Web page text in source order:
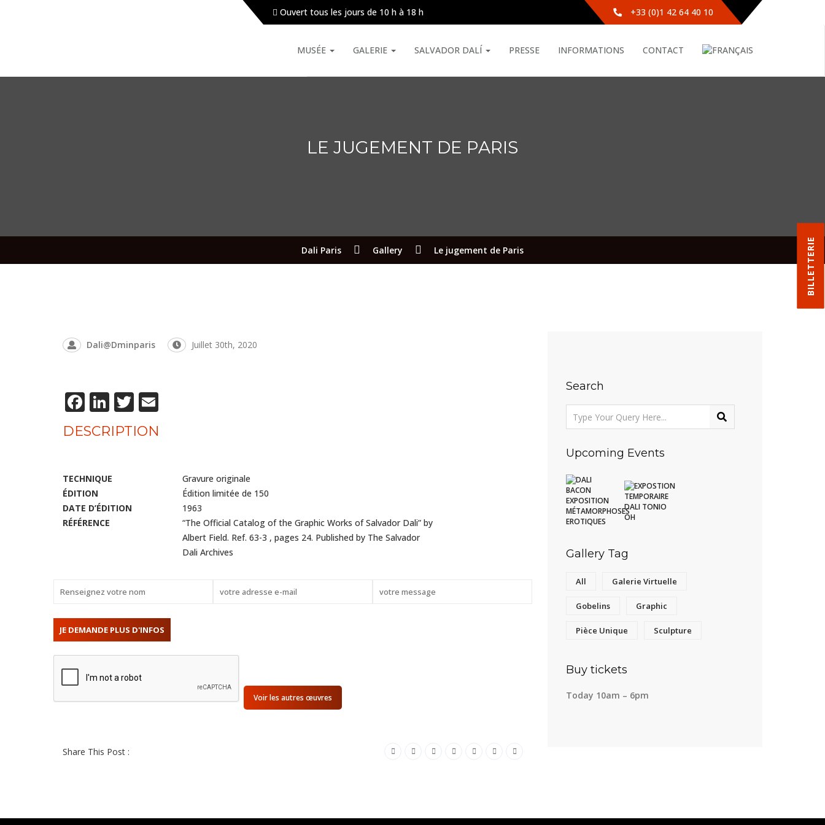
Ouvert tous les jours de 10 h à 18 h +33 (0)1 42 64 40 10
MUSÉE GALERIE SALVADOR DALÍ PRESSE INFORMATIONS CONTACT
BILLETTERIE
LE JUGEMENT DE PARIS
Dali Paris Gallery Le jugement de Paris
Dali@dminparis Juillet 30th, 2020
Facebook
LinkedIn
Twitter
DESCRIPTION
TECHNIQUE
Gravure originale
ÉDITION
Édition limitée de 150
DATE D’ÉDITION
1963
RÉFÉRENCE
“The Official Catalog of the Graphic Works of Salvador Dali” by
Albert Field. Ref. 63-3 , pages 24. Published by The Salvador
Dali Archives
Voir les autres œuvres
Share This Post :
Search
Upcoming Events
Gallery Tag
All Galerie Virtuelle
Gobelins Graphic
Pièce Unique Sculpture
Buy tickets
Today 10am – 6pm